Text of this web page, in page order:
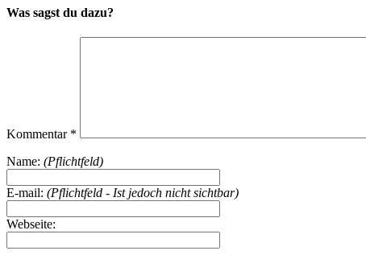
Was sagst du dazu?
Kommentar *
Name: (Pflichtfeld)
E-mail: (Pflichtfeld - Ist jedoch nicht sichtbar)
Webseite: